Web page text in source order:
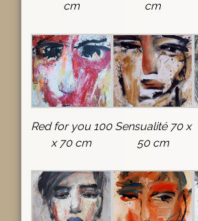
cm
cm
Red for you 100
x 70 cm
Sensualité 70 x
50 cm